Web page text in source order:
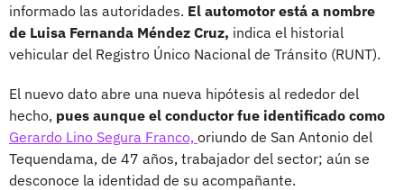
informado las autoridades. El automotor está a nombre
de Luisa Fernanda Méndez Cruz, indica el historial
vehicular del Registro Único Nacional de Tránsito (RUNT).
El nuevo dato abre una nueva hipótesis al rededor del
hecho, pues aunque el conductor fue identificado como
Gerardo Lino Segura Franco, oriundo de San Antonio del
Tequendama, de 47 años, trabajador del sector; aún se
desconoce la identidad de su acompañante.